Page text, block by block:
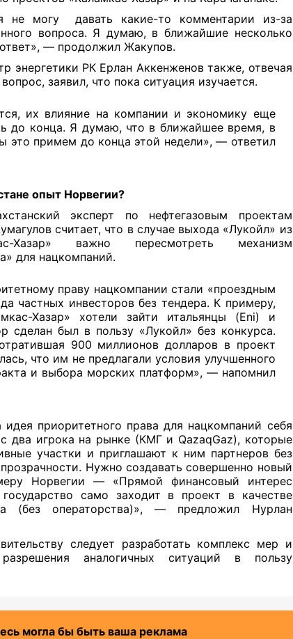
не могу давать какие-то комментарии из-за
вопроса. Я думаю, в ближайшие несколько
— продолжил Жакупов.
энергетики РК Ерлан Аккенженов также, отвечая
заявил, что пока ситуация изучается.
их влияние на компании и экономику еще
до конца. Я думаю, что в ближайшее время, в
это примем до конца этой недели», — ответил
опыт Норвегии?
эксперт по нефтегазовым проектам
считает, что в случае выхода «Лукойл» из
Хазар» важно пересмотреть механизм
для нацкомпаний.
праву нацкомпании стали «проездным
частных инвесторов без тендера. К примеру,
Хазар» хотели зайти итальянцы (Eni) и
сделан был в пользу «Лукойл» без конкурса.
900 миллионов долларов в проект
что им не предлагали условия улучшенного
и выбора морских платформ», — напомнил
приоритетного права для нацкомпаний себя
два игрока на рынке (КМГ и QazaqGaz), которые
участки и приглашают к ним партнеров без
прозрачности. Нужно создавать совершенно новый
Норвегии — «Прямой финансовый интерес
государство само заходит в проект в качестве
(без операторства)», — предложил Нурлан
следует разработать комплекс мер и
аналогичных ситуаций в пользу
могла бы быть ваша реклама